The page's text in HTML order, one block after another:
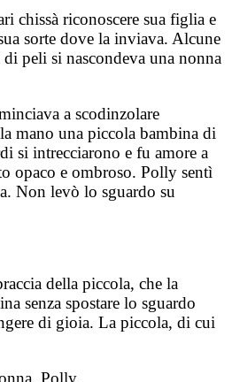
chissà riconoscere sua figlia e
sorte dove la inviava. Alcune
peli si nascondeva una nonna
a scodinzolare
mano una piccola bambina di
si intrecciarono e fu amore a
opaco e ombroso. Polly sentì
Non levò lo sguardo su
della piccola, che la
senza spostare lo sguardo
di gioia. La piccola, di cui
Polly.